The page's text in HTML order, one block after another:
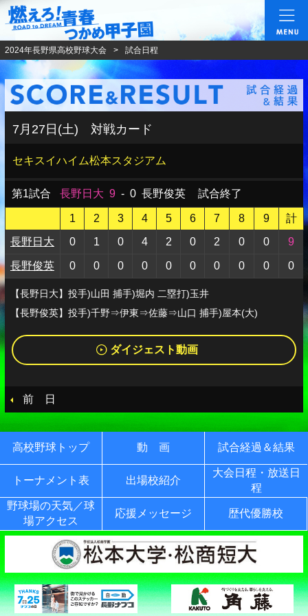
燃えろ!青春 つかめ
2024年長野県高校野球大会 試合日程
7月27日(土) 対戦カード
セキスイハイム松本スタジアム
第1試合 長野日大 9 - 0 長野俊英 試合終了
1 2 3 4 5 6 7 8 9
計
長野日大
0 1 0 4 2 0 2 0 0 9
長野俊英 0 0 0 0 0 0 0 0 0 0
【長野日大】投手)山田 捕手)堀内 二塁打)玉井
【長野俊英】投手)千野⇒伊東⇒佐藤⇒山口 捕手)屋本(大)
ダイジェスト動画
前 日
高校野球トップ 動 画 試合経過＆結果
トーナメント表 出場校紹介
大会日程・放送日
程
野球場の天気／球
場アクセス
応援メッセージ 歴代優勝校